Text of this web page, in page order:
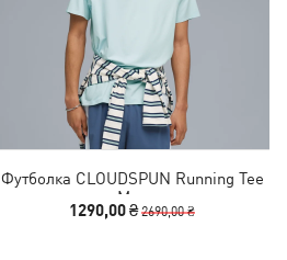
Футболка CLOUDSPUN Running Tee
Men
1290,00 ₴2690,00 ₴